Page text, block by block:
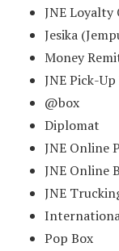
JNE Loyalty
Jesika
Money
JNE Pick-
@box
Diplomat
JNE Online
JNE Online
JNE
Pop Box